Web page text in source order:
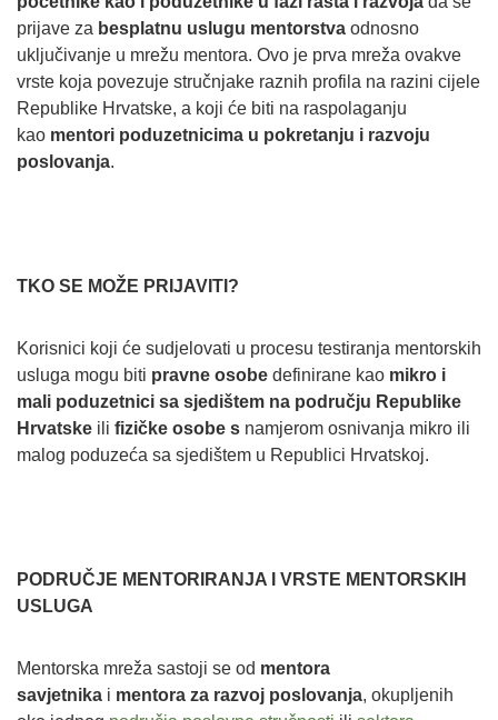
prijave za besplatnu uslugu mentorstva odnosno
uključivanje u mrežu mentora. Ovo je prva mreža ovakve
vrste koja povezuje stručnjake raznih profila na razini cijele
Republike Hrvatske, a koji će biti na raspolaganju
kao mentori poduzetnicima u pokretanju i razvoju
poslovanja.
TKO SE MOŽE PRIJAVITI?
Korisnici koji će sudjelovati u procesu testiranja mentorskih
usluga mogu biti pravne osobe definirane kao mikro i
mali poduzetnici sa sjedištem na području Republike
Hrvatske ili fizičke osobe s namjerom osnivanja mikro ili
malog poduzeća sa sjedištem u Republici Hrvatskoj.
PODRUČJE MENTORIRANJA I VRSTE MENTORSKIH
USLUGA
Mentorska mreža sastoji se od mentora
savjetnika i mentora za razvoj poslovanja, okupljenih